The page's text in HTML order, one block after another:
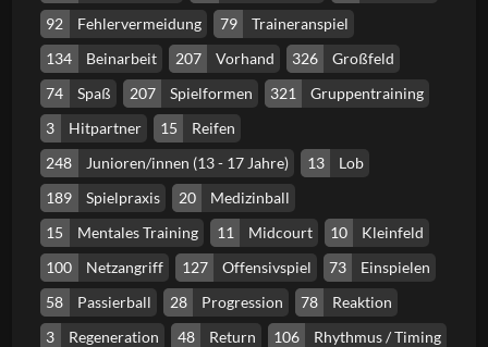
92
Fehlervermeidung 79
Traineranspiel
134
Beinarbeit 207 Vorhand 326
Großfeld
74
Spaß 207 Spielformen 321
Gruppentraining
3
Hitpartner 15
Reifen
248
Junioren/innen (13 - 17 Jahre) 13
Lob
189
Spielpraxis 20
Medizinball
15
Mentales Training 11 Midcourt 10
Kleinfeld
100
Netzangriff 127 Offensivspiel 73
Einspielen
58
Passierball 28 Progression 78
Reaktion
3
Regeneration 48 Return 106
Rhythmus / Timing